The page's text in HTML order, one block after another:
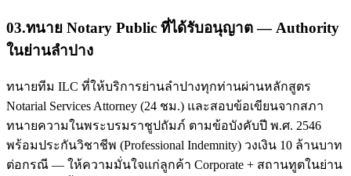
03.ทนาย Notary Public ที่ได้รับอนุญาต — Authority
ในย่านลำปาง
ทนายทีม ILC ที่ให้บริการย่านลำปางทุกท่านผ่านหลักสูตร
Notarial Services Attorney (24 ชม.) และสอบข้อเขียนจากสภา
ทนายความในพระบรมราชูปถัมภ์ ตามข้อบังคับปี พ.ศ. 2546
พร้อมประกันวิชาชีพ (Professional Indemnity) วงเงิน 10 ล้านบาท
ต่อกรณี — ให้ความมั่นใจแก่ลูกค้า Corporate + สถานทูตในย่าน